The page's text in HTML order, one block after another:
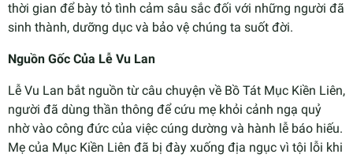
thời gian để bày tỏ tình cảm sâu sắc đối với những người đã
sinh thành, dưỡng dục và bảo vệ chúng ta suốt đời.
Nguồn Gốc Của Lễ Vu Lan
Lễ Vu Lan bắt nguồn từ câu chuyện về Bồ Tát Mục Kiền Liên,
người đã dùng thần thông để cứu mẹ khỏi cảnh ngạ quỷ
nhờ vào công đức của việc cúng dường và hành lễ báo hiếu.
Mẹ của Mục Kiền Liên đã bị đày xuống địa ngục vì tội lỗi khi